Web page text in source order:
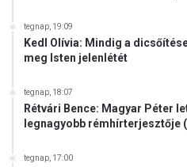
tegnap, 19:09
Kedl Olívia: Mindig a
meg Isten jelenlétét
tegnap, 18:07
Rétvári Bence: Magyar Péter
legnagyobb rémhírterjesztője
tegnap, 17:00